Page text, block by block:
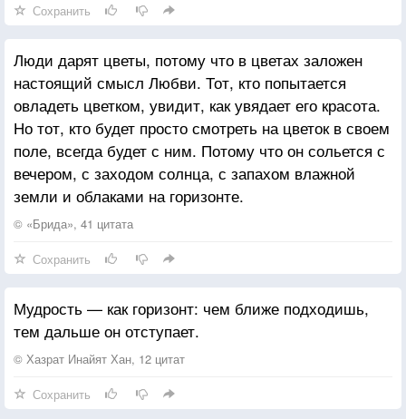
Я помню всё, и сад цветущий помню,
И сквозь листву -- лучи со всех сторон,
Как будто с белой-белой колокольни
В душе - ты слышишь - льётся тихий звон.
Любовь ушла и больше не вернётся,
И чтоб не вечно тосковать о ней,
Твои глаза, как два печальных солнца,
За горизонт зашли в душе моей.
Сохранить
Люди дарят цветы, потому что в цветах заложен
настоящий смысл Любви. Тот, кто попытается
овладеть цветком, увидит, как увядает его красота.
Но тот, кто будет просто смотреть на цветок в своем
поле, всегда будет с ним. Потому что он сольется с
вечером, с заходом солнца, с запахом влажной
земли и облаками на горизонте.
© «Брида», 41 цитата
Сохранить
Мудрость — как горизонт: чем ближе подходишь,
тем дальше он отступает.
© Хазрат Инайят Хан, 12 цитат
Сохранить